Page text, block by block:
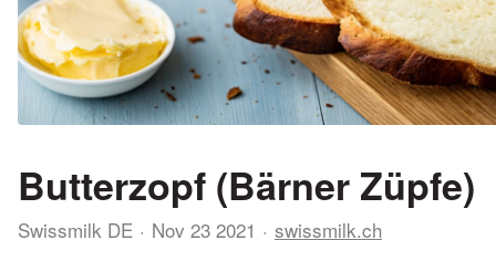
Butterzopf (Bärner Züpfe)
Swissmilk DE Nov 23 2021 swissmilk.ch